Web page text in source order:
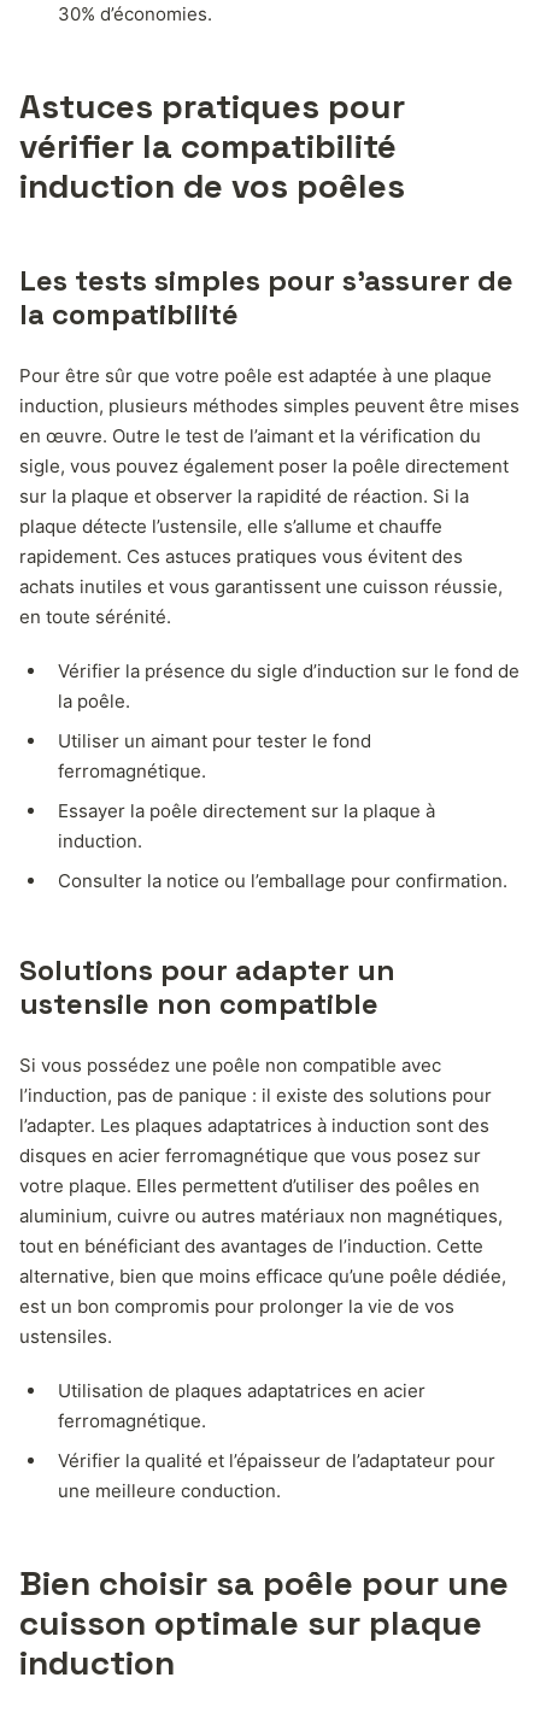
30% d’économies.
Astuces pratiques pour
vérifier la compatibilité
induction de vos poêles
Les tests simples pour s’assurer de
la compatibilité
Pour être sûr que votre poêle est adaptée à une plaque
induction, plusieurs méthodes simples peuvent être mises
en œuvre. Outre le test de l’aimant et la vérification du
sigle, vous pouvez également poser la poêle directement
sur la plaque et observer la rapidité de réaction. Si la
plaque détecte l’ustensile, elle s’allume et chauffe
rapidement. Ces astuces pratiques vous évitent des
achats inutiles et vous garantissent une cuisson réussie,
en toute sérénité.
Vérifier la présence du sigle d’induction sur le fond de
la poêle.
Utiliser un aimant pour tester le fond
ferromagnétique.
Essayer la poêle directement sur la plaque à
induction.
Consulter la notice ou l’emballage pour confirmation.
Solutions pour adapter un
ustensile non compatible
Si vous possédez une poêle non compatible avec
l’induction, pas de panique : il existe des solutions pour
l’adapter. Les plaques adaptatrices à induction sont des
disques en acier ferromagnétique que vous posez sur
votre plaque. Elles permettent d’utiliser des poêles en
aluminium, cuivre ou autres matériaux non magnétiques,
tout en bénéficiant des avantages de l’induction. Cette
alternative, bien que moins efficace qu’une poêle dédiée,
est un bon compromis pour prolonger la vie de vos
ustensiles.
Utilisation de plaques adaptatrices en acier
ferromagnétique.
Vérifier la qualité et l’épaisseur de l’adaptateur pour
une meilleure conduction.
Bien choisir sa poêle pour une
cuisson optimale sur plaque
induction